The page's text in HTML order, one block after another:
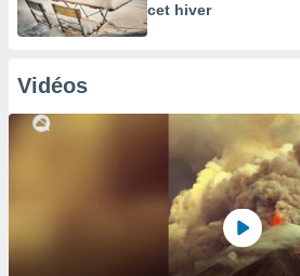
cet hiver
Vidéos